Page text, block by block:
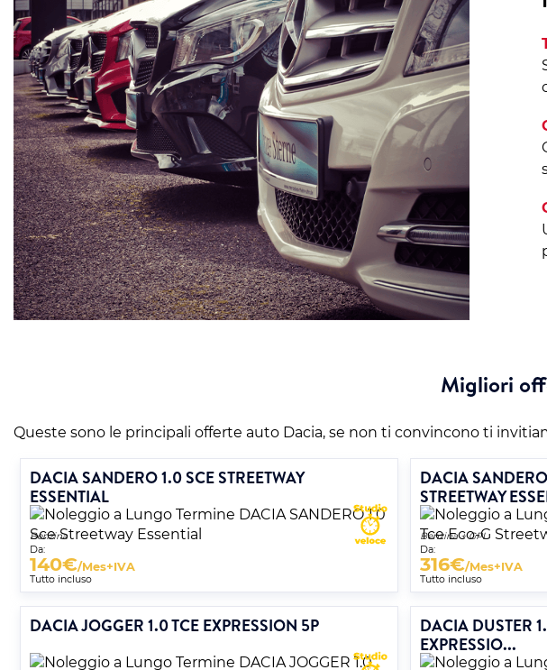
Migliori
Queste sono le principali offerte auto Dacia, se non ti convincono ti
DACIA SANDERO 1.0 SCE STREETWAY
ESSENTIAL
Benzina
Da:
140€/Mes+IVA
Tutto incluso
DACIA
STREETWAY
Benzina + GPL
Da:
316€/Mes+IVA
Tutto incluso
DACIA JOGGER 1.0 TCE EXPRESSION 5P
DACIA DUSTER
EXPRESSIO...